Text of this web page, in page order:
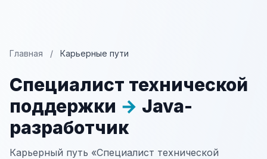
Главная / Карьерные пути
Специалист технической
поддержки → Java-
разработчик
Карьерный путь «Специалист технической